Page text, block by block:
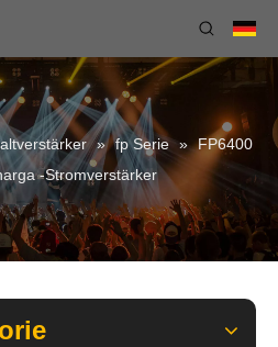
» fp Serie » FP6400
-Stromverstärker